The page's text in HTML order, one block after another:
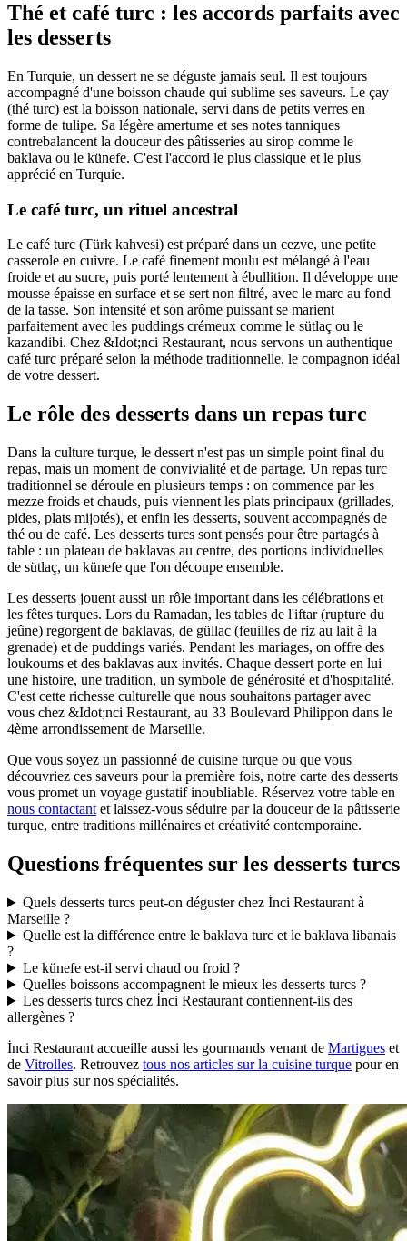
Thé et café turc : les accords parfaits avec
les desserts
En Turquie, un dessert ne se déguste jamais seul. Il est toujours
accompagné d'une boisson chaude qui sublime ses saveurs. Le çay
(thé turc) est la boisson nationale, servi dans de petits verres en
forme de tulipe. Sa légère amertume et ses notes tanniques
contrebalancent la douceur des pâtisseries au sirop comme le
baklava ou le künefe. C'est l'accord le plus classique et le plus
apprécié en Turquie.
Le café turc, un rituel ancestral
Le café turc (Türk kahvesi) est préparé dans un cezve, une petite
casserole en cuivre. Le café finement moulu est mélangé à l'eau
froide et au sucre, puis porté lentement à ébullition. Il développe une
mousse épaisse en surface et se sert non filtré, avec le marc au fond
de la tasse. Son intensité et son arôme puissant se marient
parfaitement avec les puddings crémeux comme le sütlaç ou le
kazandibi. Chez &Idot;nci Restaurant, nous servons un authentique
café turc préparé selon la méthode traditionnelle, le compagnon idéal
de votre dessert.
Le rôle des desserts dans un repas turc
Dans la culture turque, le dessert n'est pas un simple point final du
repas, mais un moment de convivialité et de partage. Un repas turc
traditionnel se déroule en plusieurs temps : on commence par les
mezze froids et chauds, puis viennent les plats principaux (grillades,
pides, plats mijotés), et enfin les desserts, souvent accompagnés de
thé ou de café. Les desserts turcs sont pensés pour être partagés à
table : un plateau de baklavas au centre, des portions individuelles
de sütlaç, un künefe que l'on découpe ensemble.
Les desserts jouent aussi un rôle important dans les célébrations et
les fêtes turques. Lors du Ramadan, les tables de l'iftar (rupture du
jeûne) regorgent de baklavas, de güllac (feuilles de riz au lait à la
grenade) et de puddings variés. Pendant les mariages, on offre des
loukoums et des baklavas aux invités. Chaque dessert porte en lui
une histoire, une tradition, un symbole de générosité et d'hospitalité.
C'est cette richesse culturelle que nous souhaitons partager avec
vous chez &Idot;nci Restaurant, au 33 Boulevard Philippon dans le
4ème arrondissement de Marseille.
Que vous soyez un passionné de cuisine turque ou que vous
découvriez ces saveurs pour la première fois, notre carte des desserts
vous promet un voyage gustatif inoubliable. Réservez votre table en
nous contactant et laissez-vous séduire par la douceur de la pâtisserie
turque, entre traditions millénaires et créativité contemporaine.
Questions fréquentes sur les desserts turcs
Quels desserts turcs peut-on déguster chez İnci Restaurant à
Marseille ?
Quelle est la différence entre le baklava turc et le baklava libanais
?
Le künefe est-il servi chaud ou froid ?
Quelles boissons accompagnent le mieux les desserts turcs ?
Les desserts turcs chez İnci Restaurant contiennent-ils des
allergènes ?
İnci Restaurant accueille aussi les gourmands venant de Martigues et
de Vitrolles. Retrouvez tous nos articles sur la cuisine turque pour en
savoir plus sur nos spécialités.